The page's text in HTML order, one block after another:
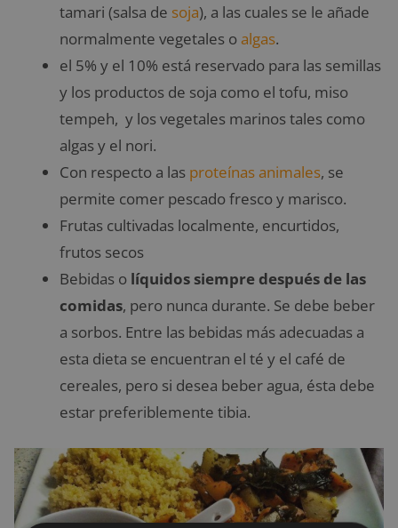
tamari (salsa de soja), a las cuales se le añade
normalmente vegetales oalgas.
el 5% y el 10% está reservado para las semillas
y los productos de soja como el tofu, miso
tempeh, y los vegetales marinos tales como
algas y el nori.
Con respecto a las proteínas animales, se
permite comer pescado fresco y marisco.
Frutas cultivadas localmente, encurtidos,
frutos secos
Bebidas o líquidos siempre después de las
comidas, pero nunca durante. Se debe beber
a sorbos. Entre las bebidas más adecuadas a
esta dieta se encuentran el té y el café de
cereales, pero si desea beber agua, ésta debe
estar preferiblemente tibia.